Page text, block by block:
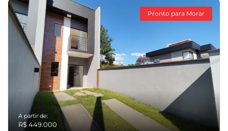
Pronto para Morar
A partir de:
R$ 449.000